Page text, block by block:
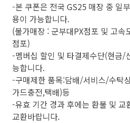
-본 쿠폰은 전국 GS25 매장 중 일
용이 가능합니다.
(불가매장 : 군부대PX점포 및 고속
점포)
-멤버십 할인 및 타결제수단(현금/
능합니다.
-구매제한 품목:담배/서비스/수탁
가드충전,택배)등
-유효 기간 경과 후에는 환불 및 교
교환바랍니다.